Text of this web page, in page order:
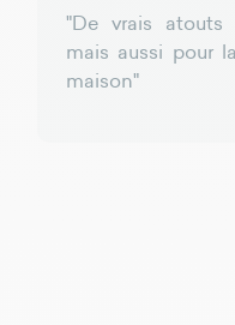
"De vrais atouts
mais aussi pour
maison"